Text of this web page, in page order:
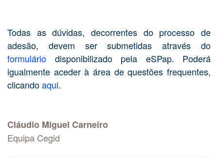
Todas as dúvidas, decorrentes do processo de
adesão, devem ser submetidas através do
formulário disponibilizado pela eSPap. Poderá
igualmente aceder à área de questões frequentes,
clicandoaqui.
Cláudio Miguel Carneiro
Equipa Cegid